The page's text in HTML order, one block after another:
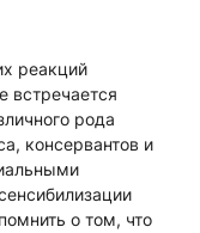
реакций
встречается
рода
консервантов и
о том, что